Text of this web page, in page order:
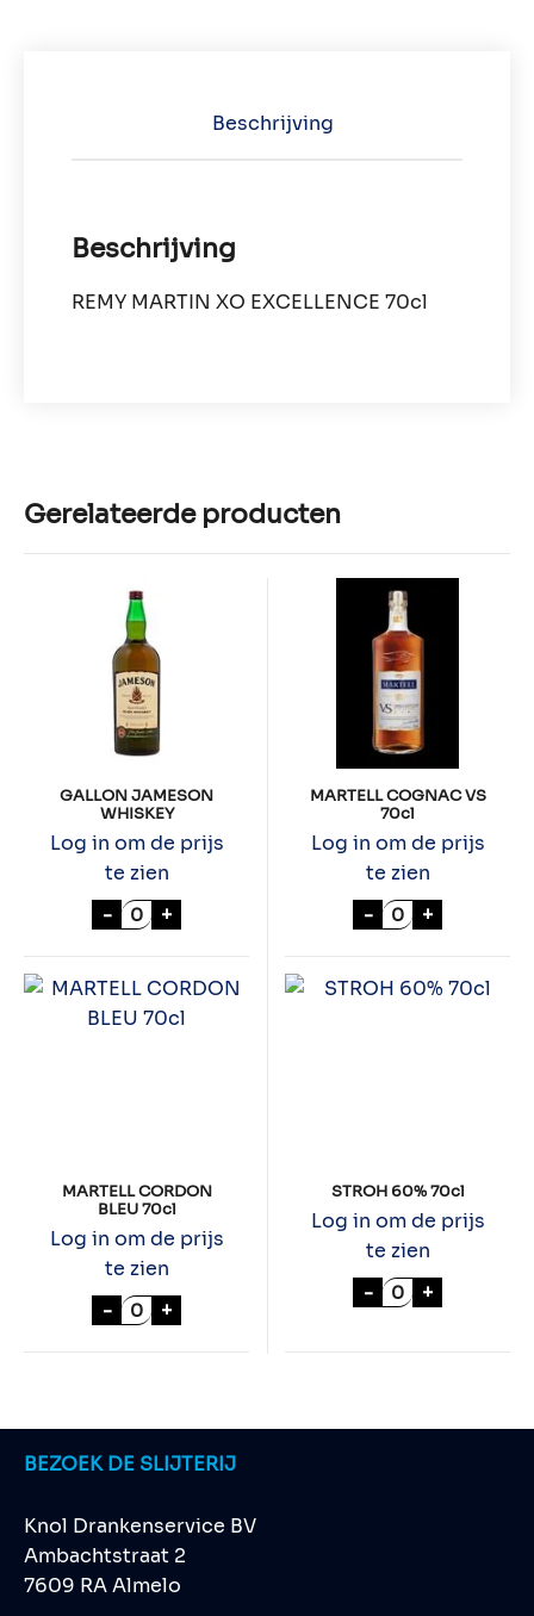
Beschrijving
Beschrijving
REMY MARTIN XO EXCELLENCE 70cl
Gerelateerde producten
GALLON JAMESON
WHISKEY
Log in om de prijs
te zien
- GALLON JAMESON WHISKEY aantal
+
MARTELL COGNAC VS
70cl
Log in om de prijs
te zien
- MARTELL
+
MARTELL CORDON
BLEU 70cl
Log in om de prijs
te zien
- MARTELL CORDON BLEU 70cl aantal
+
STROH 60% 70cl
Log in om de prijs
te zien
- STROH 60%
+
BEZOEK DE SLIJTERIJ
Knol Drankenservice BV
Ambachtstraat 2
7609 RA Almelo